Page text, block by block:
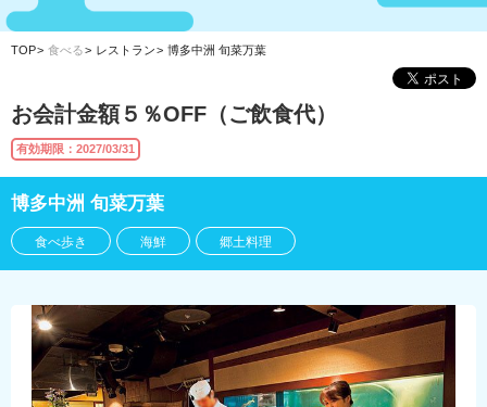
TOP 食べる レストラン 博多中洲 旬菜万葉
お会計金額５％OFF（ご飲食代）
有効期限：2027/03/31
博多中洲 旬菜万葉
食べ歩き 海鮮 郷土料理